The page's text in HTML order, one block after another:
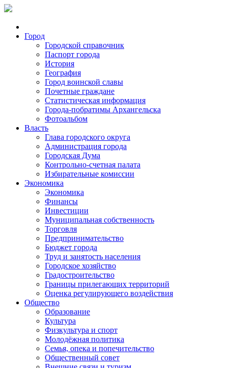
Город
Городской справочник
Паспорт города
История
География
Город воинской славы
Почетные граждане
Статистическая информация
Города-побратимы Архангельска
Фотоальбом
Власть
Глава городского округа
Администрация города
Городская Дума
Контрольно-счетная палата
Избирательные комиссии
Экономика
Экономика
Финансы
Инвестиции
Муниципальная собственность
Торговля
Предпринимательство
Бюджет города
Труд и занятость населения
Городское хозяйство
Градостроительство
Границы прилегающих территорий
Оценка регулирующего воздействия
Общество
Образование
Культура
Физкультура и спорт
Молодёжная политика
Семья, опека и попечительство
Общественный совет